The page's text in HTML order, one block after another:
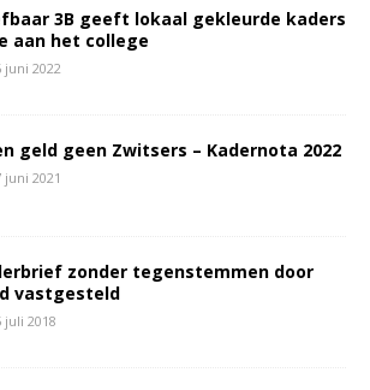
3B geeft lokaal gekleurde kaders
aan het college
juni 2022
geld geen Zwitsers – Kadernota 2022
juni 2021
zonder tegenstemmen door
vastgesteld
juli 2018